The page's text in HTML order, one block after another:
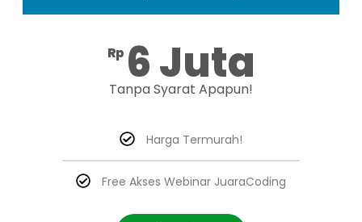
Rp 6 Juta
Tanpa Syarat Apapun!
Harga Termurah!
Free Akses Webinar JuaraCoding